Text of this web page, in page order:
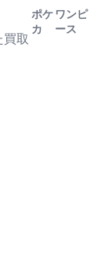
取
ポケ
カ
ワンピ
ース